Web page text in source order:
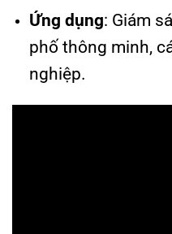
Ứng dụng: Giám
phố thông minh,
nghiệp.